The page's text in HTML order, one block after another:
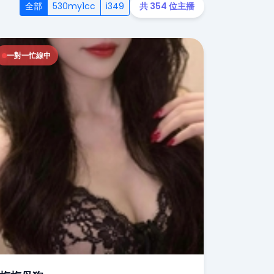
全部 530my1cc i349 共 354 位主播
一對一忙線中